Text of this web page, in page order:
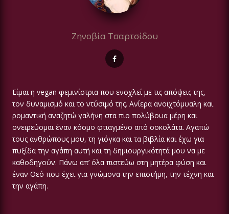
Ζηνοβία Τσαρτσίδου
Είμαι η vegan φεμινίστρια που ενοχλεί με τις απόψεις της,
τον δυναμισμό και το ντύσιμό της. Ανίερα ανοιχτόμυαλη και
ρομαντική αναζητώ γαλήνη στα πιο πολύβουα μέρη και
ονειρεύομαι έναν κόσμο φτιαγμένο από σοκολάτα. Αγαπώ
τους ανθρώπους μου, τη γιόγκα και τα βιβλία και έχω για
πυξίδα την αγάπη αυτή και τη δημιουργικότητά μου να με
καθοδηγούν. Πάνω απ’ όλα πιστεύω στη μητέρα φύση και
έναν Θεό που έχει για γνώμονα την επιστήμη, την τέχνη και
την αγάπη.